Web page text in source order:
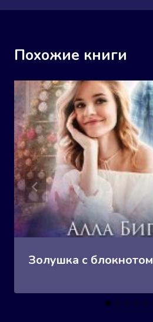
Похожие книги
Золушка с блокнотом